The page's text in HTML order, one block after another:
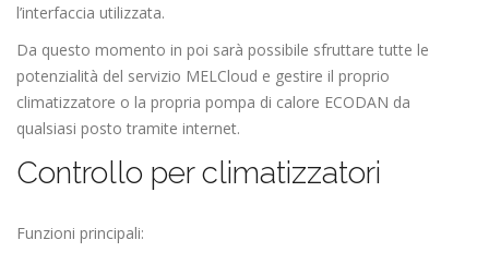
l’interfaccia utilizzata.
Da questo momento in poi sarà possibile sfruttare tutte le
potenzialità del servizio MELCloud e gestire il proprio
climatizzatore o la propria pompa di calore ECODAN da
qualsiasi posto tramite internet.
Controllo per climatizzatori
Funzioni principali: